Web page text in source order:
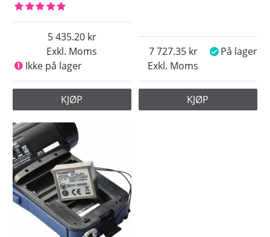
Exkl. Moms
5 435.20
Ikke på lager
KJØP
Exkl. Moms
7 727.35 På lager
KJØP